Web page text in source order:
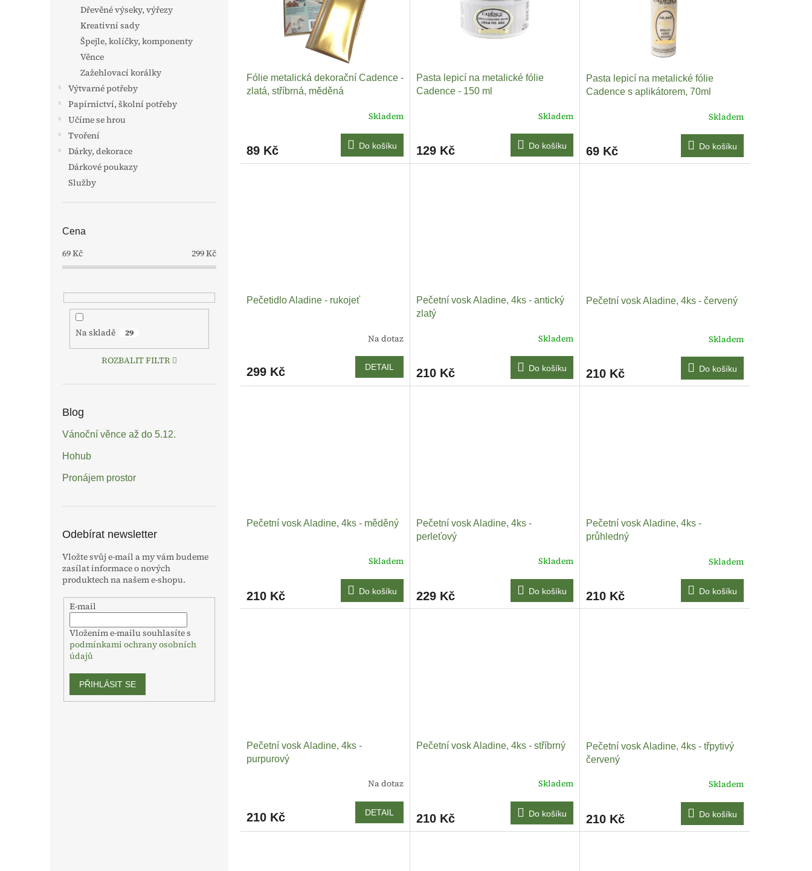
Dřevěné výseky, výřezy
Kreativní sady
Špejle, kolíčky, komponenty
Věnce
Zažehlovací korálky
Výtvarné potřeby
Papírnictví, školní potřeby
Učíme se hrou
Tvoření
Dárky, dekorace
Dárkové poukazy
Služby
Cena
69Kč 299Kč
Na skladě 29
ROZBALIT FILTR
Blog
Vánoční věnce až do 5.12.
Hohub
Pronájem prostor
Odebírat newsletter
Vložte svůj e-mail a my vám budeme
zasílat informace o nových
produktech na našem e-shopu.
E-mail
Vložením e-mailu souhlasíte s
podmínkami ochrany osobních
údajů
PŘIHLÁSIT SE
Fólie metalická dekorační Cadence -
zlatá, stříbrná, měděná
Skladem
89 Kč Do košíku
Pasta lepicí na metalické fólie
Cadence - 150 ml
Skladem
129 Kč Do košíku
Pasta lepicí na metalické fólie
Cadence s aplikátorem, 70ml
Skladem
69 Kč Do košíku
Pečetidlo Aladine - rukojeť
Na dotaz
299 Kč DETAIL
Pečetní vosk Aladine, 4ks - antický
zlatý
Skladem
210 Kč Do košíku
Pečetní vosk Aladine, 4ks - červený
Skladem
210 Kč Do košíku
Pečetní vosk Aladine, 4ks - měděný
Skladem
210 Kč Do košíku
Pečetní vosk Aladine, 4ks -
perleťový
Skladem
229 Kč Do košíku
Pečetní vosk Aladine, 4ks -
průhledný
Skladem
210 Kč Do košíku
Pečetní vosk Aladine, 4ks -
purpurový
Na dotaz
210 Kč DETAIL
Pečetní vosk Aladine, 4ks - stříbrný
Skladem
210 Kč Do košíku
Pečetní vosk Aladine, 4ks - třpytivý
červený
Skladem
210 Kč Do košíku